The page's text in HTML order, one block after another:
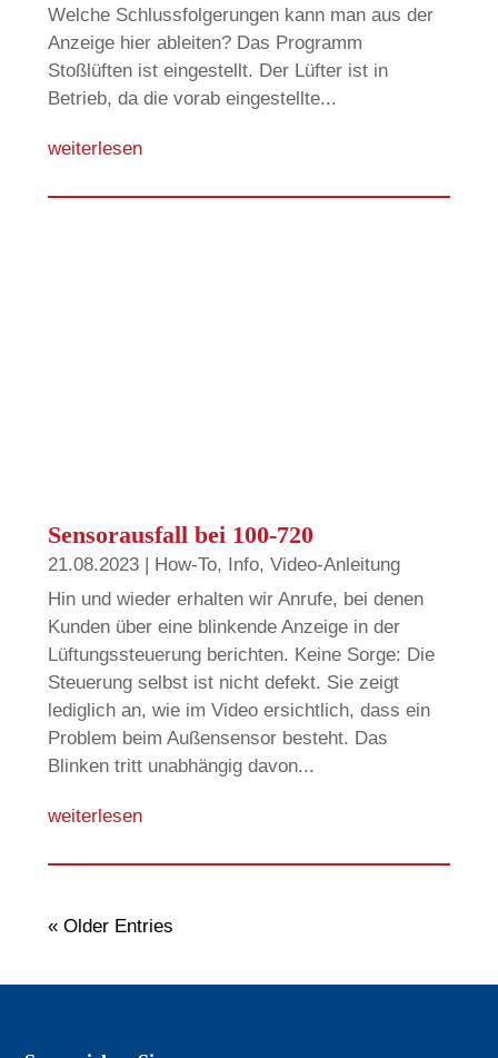
Welche Schlussfolgerungen kann man aus der
Anzeige hier ableiten? Das Programm
Stoßlüften ist eingestellt. Der Lüfter ist in
Betrieb, da die vorab eingestellte...
weiterlesen
Sensorausfall bei 100-720
21.08.2023| How-To, Info, Video-Anleitung
Hin und wieder erhalten wir Anrufe, bei denen
Kunden über eine blinkende Anzeige in der
Lüftungssteuerung berichten. Keine Sorge: Die
Steuerung selbst ist nicht defekt. Sie zeigt
lediglich an, wie im Video ersichtlich, dass ein
Problem beim Außensensor besteht. Das
Blinken tritt unabhängig davon...
weiterlesen
« Older Entries